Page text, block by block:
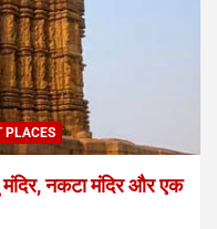
PLACES
मंदिर, नकटा मंदिर और एक